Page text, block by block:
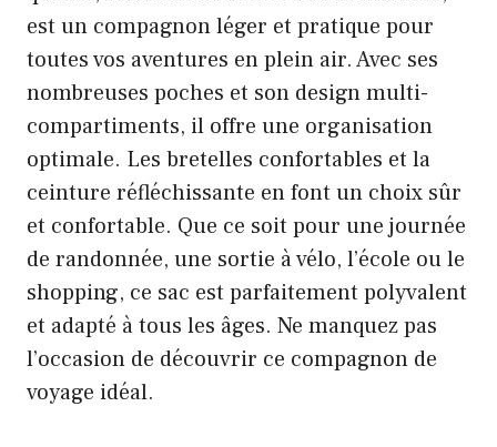
est un compagnon léger et pratique pour
toutes vos aventures en plein air. Avec ses
nombreuses poches et son design multi-
compartiments, il offre une organisation
optimale. Les bretelles confortables et la
ceinture réfléchissante en font un choix sûr
et confortable. Que ce soit pour une journée
de randonnée, une sortie à vélo, l’école ou le
shopping, ce sac est parfaitement polyvalent
et adapté à tous les âges. Ne manquez pas
l’occasion de découvrir ce compagnon de
voyage idéal.